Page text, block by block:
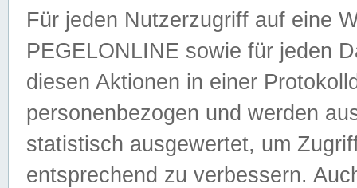
Für jeden Nutzerzugriff auf eine
PEGELONLINE sowie für jeden
diesen Aktionen in einer
personenbezogen und werden
statistisch ausgewertet, um
entsprechend zu verbessern.